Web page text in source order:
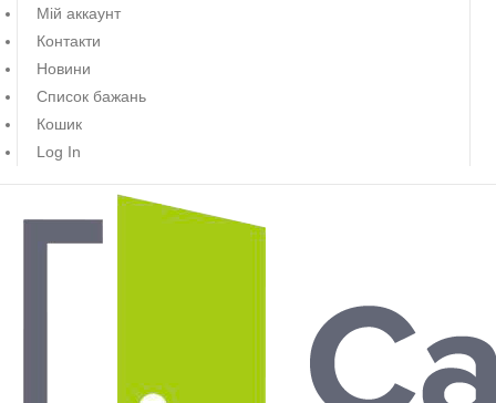
Мій аккаунт
Контакти
Новини
Список бажань
Кошик
Log In